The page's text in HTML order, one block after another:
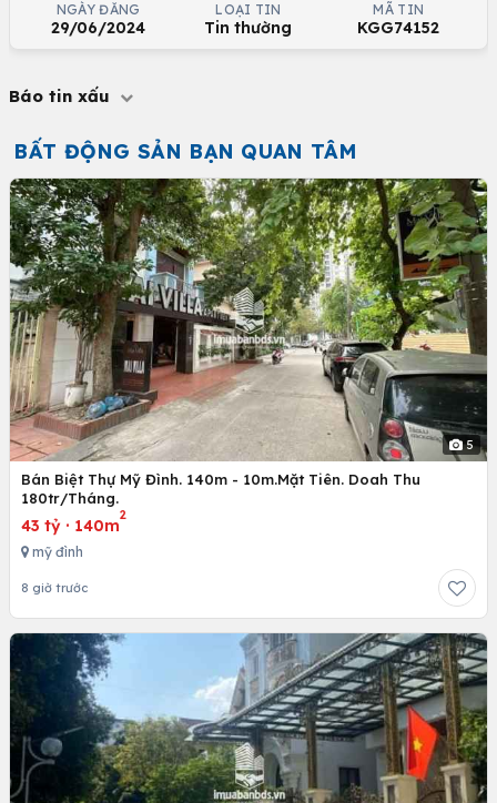
NGÀY ĐĂNG
29/06/2024
LOẠI TIN
Tin thường
MÃ TIN
KGG74152
Báo tin xấu
BẤT ĐỘNG SẢN BẠN QUAN TÂM
5
Bán Biệt Thự Mỹ Đình. 140m - 10m.Mặt Tiên. Doah Thu
180tr/Tháng.
43 tỷ · 140m
2
mỹ đình
8 giờ trước